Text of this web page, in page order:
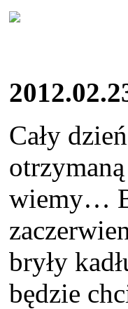
Cały
wiemy…
bryły
będzie